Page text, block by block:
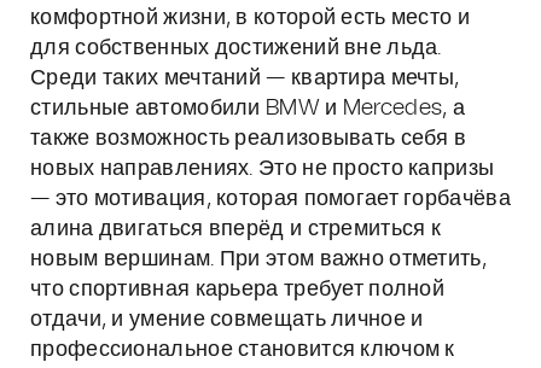
комфортной жизни, в которой есть место и
для собственных достижений вне льда.
Среди таких мечтаний — квартира мечты,
стильные автомобили BMW и Mercedes, а
также возможность реализовывать себя в
новых направлениях. Это не просто капризы
— это мотивация, которая помогает горбачёва
алина двигаться вперёд и стремиться к
новым вершинам. При этом важно отметить,
что спортивная карьера требует полной
отдачи, и умение совмещать личное и
профессиональное становится ключом к